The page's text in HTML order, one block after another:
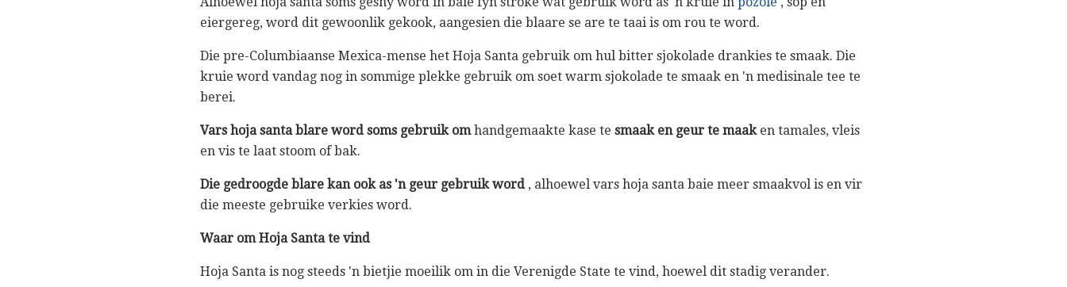
eiergereg, word dit gewoonlik gekook, aangesien die blaare se are te taai is om rou te word.
Die pre-Columbiaanse Mexica-mense het Hoja Santa gebruik om hul bitter sjokolade drankies te smaak. Die
kruie word vandag nog in sommige plekke gebruik om soet warm sjokolade te smaak en 'n medisinale tee te
berei.
Vars hoja santa blare word soms gebruik omhandgemaakte kase te smaak en geur te maaken tamales, vleis
en vis te laat stoom of bak.
Die gedroogde blare kan ook as 'n geur gebruik word , alhoewel vars hoja santa baie meer smaakvol is en vir
die meeste gebruike verkies word.
Waar om Hoja Santa te vind
Hoja Santa is nog steeds 'n bietjie moeilik om in die Verenigde State te vind, hoewel dit stadig verander.